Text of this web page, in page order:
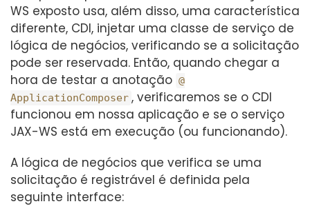
WS exposto usa, além disso, uma característica
diferente, CDI, injetar uma classe de serviço de
lógica de negócios, verificando se a solicitação
pode ser reservada. Então, quando chegar a
hora de testar a anotação @
ApplicationComposer , verificaremos se o CDI
funcionou em nossa aplicação e se o serviço
JAX-WS está em execução (ou funcionando).
A lógica de negócios que verifica se uma
solicitação é registrável é definida pela
seguinte interface: